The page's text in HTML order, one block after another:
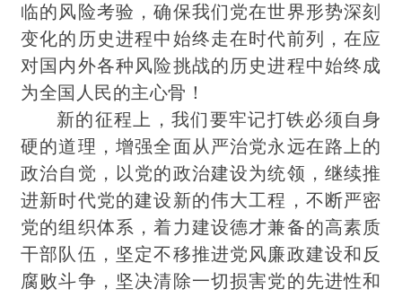
临的风险考验，确保我们党在世界形势深刻
变化的历史进程中始终走在时代前列，在应
对国内外各种风险挑战的历史进程中始终成
为全国人民的主心骨！
新的征程上，我们要牢记打铁必须自身
硬的道理，增强全面从严治党永远在路上的
政治自觉，以党的政治建设为统领，继续推
进新时代党的建设新的伟大工程，不断严密
党的组织体系，着力建设德才兼备的高素质
干部队伍，坚定不移推进党风廉政建设和反
腐败斗争，坚决清除一切损害党的先进性和